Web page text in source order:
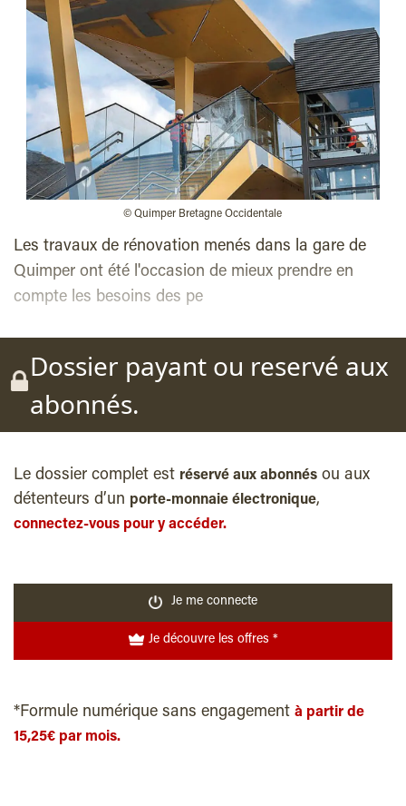
© Quimper Bretagne Occidentale
Les travaux de rénovation menés dans la gare de
Quimper ont été l'occasion de mieux prendre en
compte les besoins des pe
Dossier payant ou reservé aux
abonnés.
Le dossier complet est réservé aux abonnés ou aux
détenteurs d’un porte-monnaie électronique,
connectez-vous pour y accéder.
Je me connecte
Je découvre les offres *
*Formule numérique sans engagement à partir de
15,25€ par mois.